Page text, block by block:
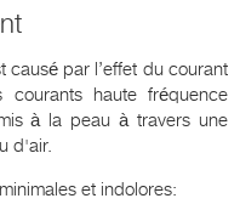
causé par l’effet du courant
courants haute fréquence
à la peau à travers une
d'air.
et indolores: